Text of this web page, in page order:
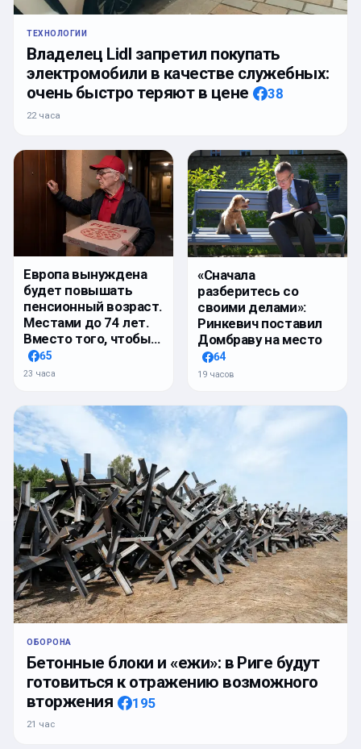
ТЕХНОЛОГИИ
Владелец Lidl запретил покупать
электромобили в качестве служебных:
очень быстро теряют в цене
38
22 часа
Европа вынуждена
будет повышать
пенсионный возраст.
Местами до 74 лет.
Вместо того, чтобы…
65
23 часа
«Сначала
разберитесь со
своими делами»:
Ринкевич поставил
Домбраву на место
64
19 часов
ОБОРОНА
Бетонные блоки и «ежи»: в Риге будут
готовиться к отражению возможного
вторжения
195
21 час